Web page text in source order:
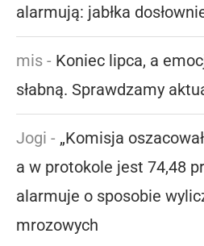
alarmują: jabłka
mis - Koniec lipca, a
słabną. Sprawdzamy
Jogi - „Komisja
a w protokole jest 74,48
alarmuje o sposobie
mrozowych